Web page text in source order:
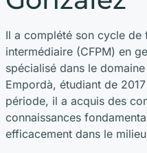
Il a complété son cycle de
intermédiaire (CFPM) en
spécialisé dans le
Empordà, étudiant de
période, il a acquis des
connaissances
efficacement dans le